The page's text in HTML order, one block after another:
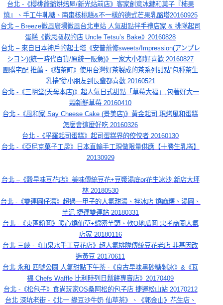
台北 -《櫻桃爺爺烘焙屋/新光站前店》客家創意冰藏和菓子『柿果
燒』、手工牛軋糖、南棗核桃糕&不一樣的德式芒果乳酪塔20160925
台北 – Breeze微風廣場微風台北車站 人氣甜點拌手禮店家 & 排隊起司
蛋糕《徹思叔叔的店 Uncle Tetsu’s Bake》20160828
台北 – 來自日本神戶的起士塔《安普蕾修sweets/Impression(アンプレ
シヨン)(統一時代百貨/原統一阪急)》一家大小都好喜歡 20160827
團購宅配 推薦 -《貓茶町》使用台灣好茶製成的茶系列甜點”包種茶生
乳捲”從小朋友到長輩都喜歡 20160521
台北 -《三明堂(天母本店)》超人氣日式甜點「草莓大福」,包著好大一
顆新鮮草莓 20160410
台北 -《風和家 Say Cheese Cake (景美店)》黃金起司 現烤風和蛋糕
怎麼會這麼好吃 20160326
台北 -《孚羅起司蛋糕》起司蛋糕界的佼佼者 20160130
台北 -《亞尼克菓子工房》日本直輸手工現做限量供應【十勝生乳捲】
20130929
台北 –《穀早味豆花店》美味傳統豆花+ 豆漿湯底or花生冰沙 新店大坪
林 20180530
台北 -《雙連圓仔湯》超過一甲子的人氣甜湯、挫冰店 燒麻糬、湯圓、
芋泥 捷運雙連站 20180331
台北 -《東區粉圓》暖心燒仙草+綿密芋頭、軟Q地瓜圓 忠孝商圈人氣
店家 20180116
台北 三峽 -《山泉水手工豆花店》超人氣排隊傳統豆花老店 非基因改
造黃豆 20170611
台北 永和 四號公園 人氣甜點下午茶 -《良古早味黑砂糖剉冰》&《瓦
福 Chefs Waffle 比利時列日鬆餅專賣店》20170409
台北 -《松包子》食尚玩家OS桑阿松的包子店 捷運松山站 20170212
台北 深坑老街 -《北一 綠豆沙牛奶 仙草茶》、《郭金山》花生店、